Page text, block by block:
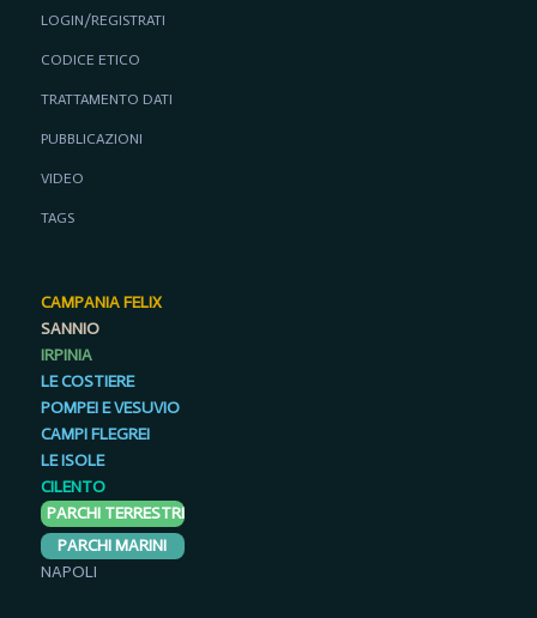
LOGIN/REGISTRATI
CODICE ETICO
TRATTAMENTO DATI
PUBBLICAZIONI
VIDEO
TAGS
CAMPANIA FELIX
SANNIO
IRPINIA
LE COSTIERE
POMPEI E VESUVIO
CAMPI FLEGREI
LE ISOLE
CILENTO
PARCHI TERRESTRI
PARCHI MARINI
NAPOLI